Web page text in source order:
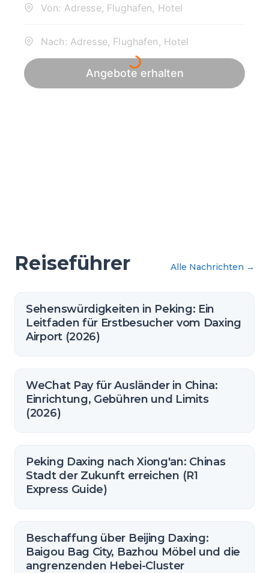
Reiseführer Alle Nachrichten →
Sehenswürdigkeiten in Peking: Ein
Leitfaden für Erstbesucher vom Daxing
Airport (2026)
WeChat Pay für Ausländer in China:
Einrichtung, Gebühren und Limits
(2026)
Peking Daxing nach Xiong'an: Chinas
Stadt der Zukunft erreichen (R1
Express Guide)
Beschaffung über Beijing Daxing:
Baigou Bag City, Bazhou Möbel und die
angrenzenden Hebei-Cluster